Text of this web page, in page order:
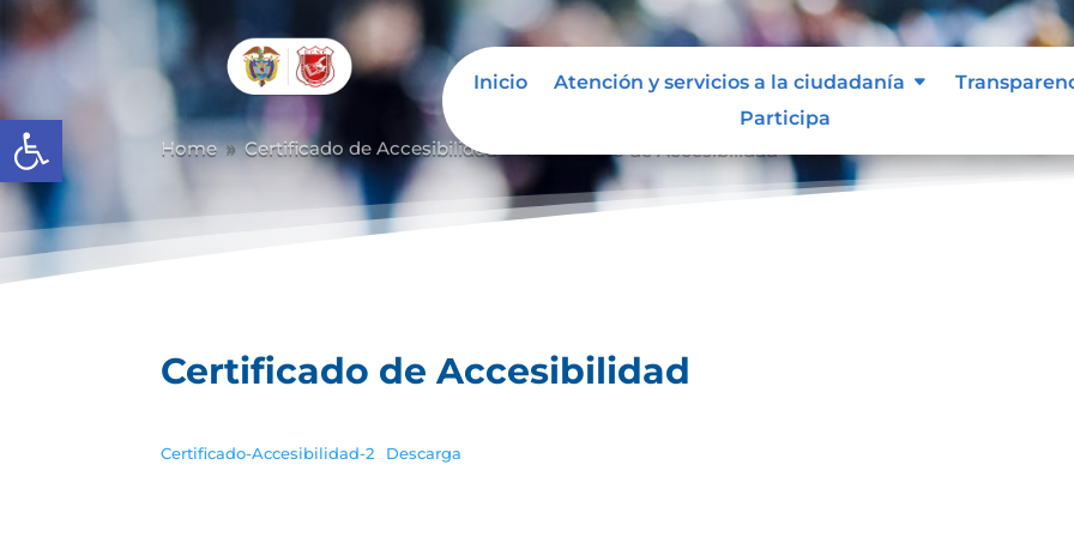
Abrir barra de herramientas
Inicio Atención y servicios a la ciudadanía
Participa
Home 9 Certificado de Accesibilidad
Certificado de Accesibilidad
Certificado-Accesibilidad-2 Descarga